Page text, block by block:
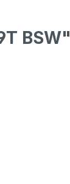
BSW"